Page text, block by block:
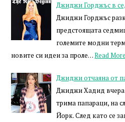
Джиджи Горджъс в
Джиджи Горджъс
предстоящата
големите модни
новите си идеи за проле…Read More
Джиджи отчаяна от
Джиджи Хадид вчера
трима папараци, на
Йорк. След като се